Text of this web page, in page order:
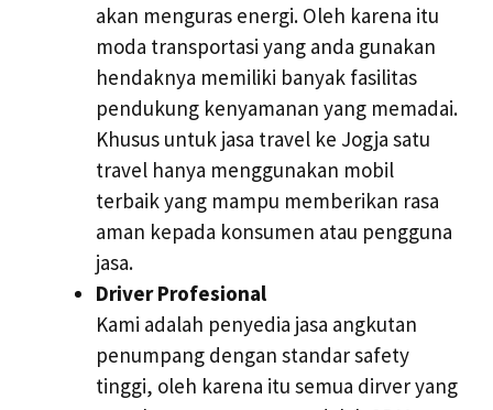
akan menguras energi. Oleh karena itu
moda transportasi yang anda gunakan
hendaknya memiliki banyak fasilitas
pendukung kenyamanan yang memadai.
Khusus untuk jasa travel ke Jogja satu
travel hanya menggunakan mobil
terbaik yang mampu memberikan rasa
aman kepada konsumen atau pengguna
jasa.
Driver Profesional
Kami adalah penyedia jasa angkutan
penumpang dengan standar safety
tinggi, oleh karena itu semua dirver yang